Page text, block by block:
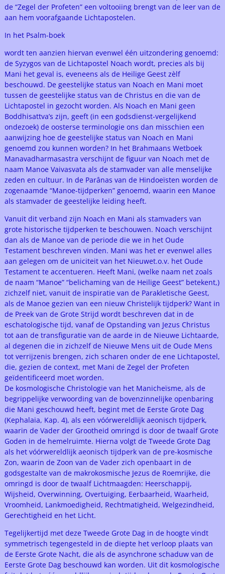
de “Zegel der Profeten” een voltooiing brengt van de leer van de
aan hem voorafgaande Lichtapostelen.
In het Psalm-boek
wordt ten aanzien hiervan evenwel één uitzondering genoemd:
de Syzygos van de Lichtapostel Noach wordt, precies als bij
Mani het geval is, eveneens als de Heilige Geest zèlf
beschouwd. De geestelijke status van Noach en Mani moet
tussen de geestelijke status van de Christus en die van de
Lichtapostel in gezocht worden. Als Noach en Mani geen
Boddhisattva’s zijn, geeft (in een godsdienst-vergelijkend
ondezoek) de oosterse terminologie ons dan misschien een
aanwijzing hoe de geestelijke status van Noach en Mani
genoemd zou kunnen worden? In het Brahmaans Wetboek
Manavadharmasastra verschijnt de figuur van Noach met de
naam Manoe Vaivasvata als de stamvader van alle menselijke
zeden en cultuur. In de Parânas van de Hindoeïsten worden de
zogenaamde “Manoe-tijdperken” genoemd, waarin een Manoe
als stamvader de geestelijke leiding heeft.
Vanuit dit verband zijn Noach en Mani als stamvaders van
grote historische tijdperken te beschouwen. Noach verschijnt
dan als de Manoe van de periode die we in het Oude
Testament beschreven vinden. Mani was het er evenwel alles
aan gelegen om de uniciteit van het Nieuwet.o.v. het Oude
Testament te accentueren. Heeft Mani, (welke naam net zoals
de naam “Manoe” “belichaming van de Heilige Geest” betekent,)
zichzelf niet, vanuit de inspiratie van de Parakletische Geest,
als de Manoe gezien van een nieuw Christelijk tijdperk? Want in
de Preek van de Grote Strijd wordt beschreven dat in de
eschatologische tijd, vanaf de Opstanding van Jezus Christus
tot aan de transfiguratie van de aarde in de Nieuwe Lichtaarde,
al degenen die in zichzelf de Nieuwe Mens uit de Oude Mens
tot verrijzenis brengen, zich scharen onder de ene Lichtapostel,
die, gezien de context, met Mani de Zegel der Profeten
geïdentificeerd moet worden.
De kosmologische Christologie van het Manicheïsme, als de
begrippelijke verwoording van de bovenzinnelijke openbaring
die Mani geschouwd heeft, begint met de Eerste Grote Dag
(Kephalaia, Kap. 4), als een vóórwereldlijk aeonisch tijdperk,
waarin de Vader der Grootheid omringd is door de twaalf Grote
Goden in de hemelruimte. Hierna volgt de Tweede Grote Dag
als het vóórwereldlijk aeonisch tijdperk van de pre-kosmische
Zon, waarin de Zoon van de Vader zich openbaart in de
godsgestalte van de makrokosmische Jezus de Roemrijke, die
omringd is door de twaalf Lichtmaagden: Heerschappij,
Wijsheid, Overwinning, Overtuiging, Eerbaarheid, Waarheid,
Vroomheid, Lankmoedigheid, Rechtmatigheid, Welgezindheid,
Gerechtigheid en het Licht.
Tegelijkertijd met deze Tweede Grote Dag in de hoogte vindt
symmetrisch tegengesteld in de diepte het verloop plaats van
de Eerste Grote Nacht, die als de asynchrone schaduw van de
Eerste Grote Dag beschouwd kan worden. Uit dit kosmologische